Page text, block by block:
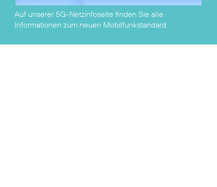
Auf unserer 5G-Netzinfoseite finden Sie alle
Informationen zum neuen Mobilfunkstandard.